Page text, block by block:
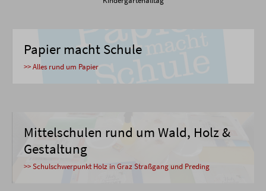
Papier macht Schule
>> Alles rund um Papier
Mittelschulen rund um Wald, Holz &
Gestaltung
>> Schulschwerpunkt Holz in Graz Straßgang und Preding